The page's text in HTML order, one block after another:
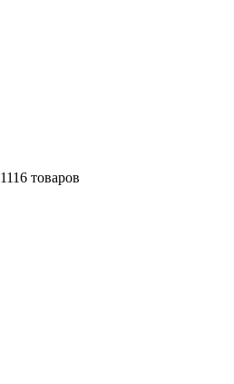
1116 товаров